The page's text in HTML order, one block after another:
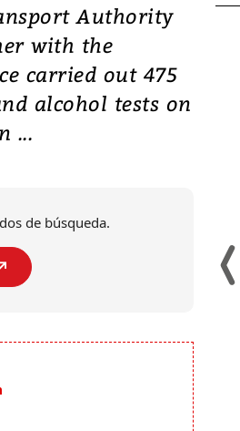
Authority
with the
carried out 475
alcohol tests on
...
de búsqueda.
Japón: Terremoto
heridos y graves
en Kumamoto
Japón, provocando una